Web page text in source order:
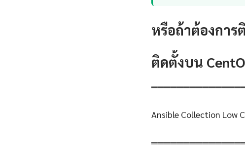
หรือถ้าต้องการ
ติดตั้งบน
Ansible Collection Low